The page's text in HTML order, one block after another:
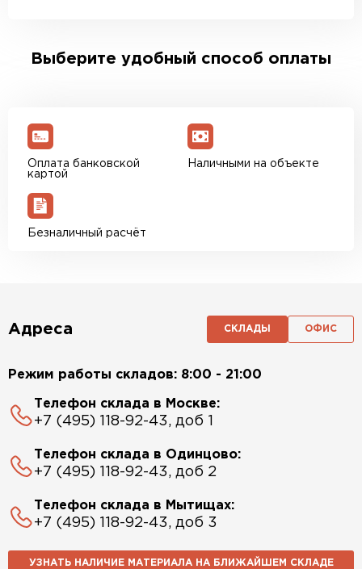
Выберите удобный способ оплаты
Оплата банковской
картой
Наличными на объекте
Безналичный расчёт
Адреса СКЛАДЫ ОФИС
Режим работы складов: 8:00 - 21:00
Телефон склада в Москве:
+7 (495) 118-92-43, доб 1
Телефон склада в Одинцово:
+7 (495) 118-92-43, доб 2
Телефон склада в Мытищах:
+7 (495) 118-92-43, доб 3
УЗНАТЬ НАЛИЧИЕ МАТЕРИАЛА НА БЛИЖАЙШЕМ СКЛАДЕ